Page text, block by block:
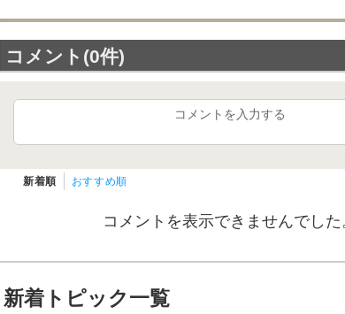
コメント(0件)
コメントを入力する
新着順 おすすめ順
コメントを表示できませんでした
新着トピック一覧